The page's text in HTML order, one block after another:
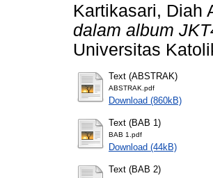
Kartikasari, Diah
dalam album
Universitas
Text (ABSTRAK)
ABSTRAK.pdf
Download (860kB)
Text (BAB 1)
BAB 1.pdf
Download (44kB)
Text (BAB 2)